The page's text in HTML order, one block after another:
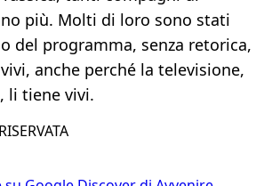
più. Molti di loro sono stati
del programma, senza retorica,
anche perché la televisione,
li tiene vivi.